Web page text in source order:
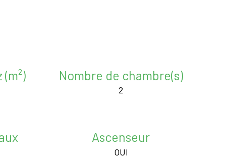
Nombre de chambre(s)
2
Ascenseur
OUI